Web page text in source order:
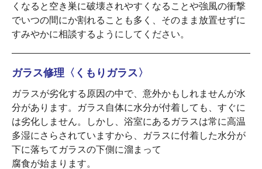
くなると空き巣に破壊されやすくなることや強風の衝撃
でいつの間にか割れることも多く、そのまま放置せずに
すみやかに相談するようにしてください。
ガラス修理〈くもりガラス〉
ガラスが劣化する原因の中で、意外かもしれませんが水
分があります。ガラス自体に水分が付着しても、すぐに
は劣化しません。しかし、浴室にあるガラスは常に高温
多湿にさらされていますから、ガラスに付着した水分が
下に落ちてガラスの下側に溜まって
腐食が始まります。